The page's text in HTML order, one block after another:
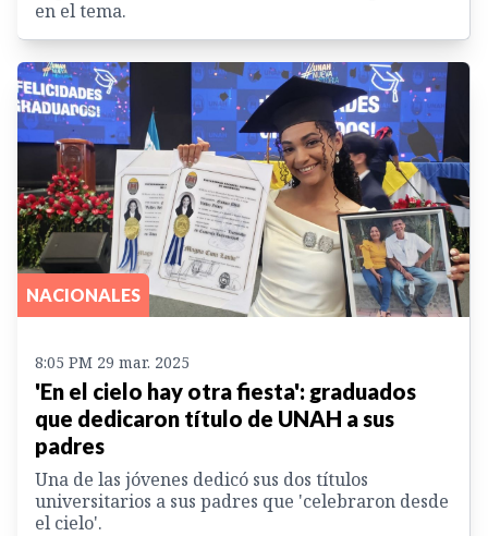
en el tema.
NACIONALES
8:05 PM 29 mar. 2025
'En el cielo hay otra fiesta': graduados
que dedicaron título de UNAH a sus
padres
Una de las jóvenes dedicó sus dos títulos
universitarios a sus padres que 'celebraron desde
el cielo'.